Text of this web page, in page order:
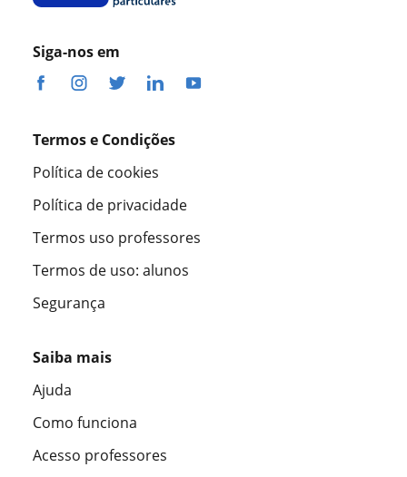
Siga-nos em
Termos e Condições
Política de cookies
Política de privacidade
Termos uso professores
Termos de uso: alunos
Segurança
Saiba mais
Ajuda
Como funciona
Acesso professores